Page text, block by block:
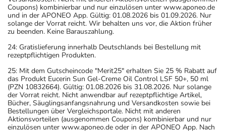
Coupons) kombinierbar und nur einzulösen unter www.aponeo.de
und in der APONEO App. Gültig: 01.08.2026 bis 01.09.2026. Nur
solange der Vorrat reicht. Wir behalten uns vor, die Aktion früher
zu beenden. Keine Barauszahlung.
24: Gratislieferung innerhalb Deutschlands bei Bestellung mit
rezeptpflichtigen Produkten.
25: Mit dem Gutscheincode "Merit25" erhalten Sie 25 % Rabatt auf
das Produkt Eucerin Sun Gel-Creme Oil Control LSF 50+, 50 ml
(PZN 10832664). Gültig: 01.08.2026 bis 31.08.2026. Nur solange
der Vorrat reicht. Nicht anwendbar auf rezeptpflichtige Artikel,
Bücher, Säuglingsanfangsnahrung und Versandkosten sowie bei
Bestellungen über Vergleichsportale. Nicht mit anderen
Aktionsvorteilen (ausgenommen Coupons) kombinierbar und nur
einzulösen unter www.aponeo.de oder in der APONEO App. Nach